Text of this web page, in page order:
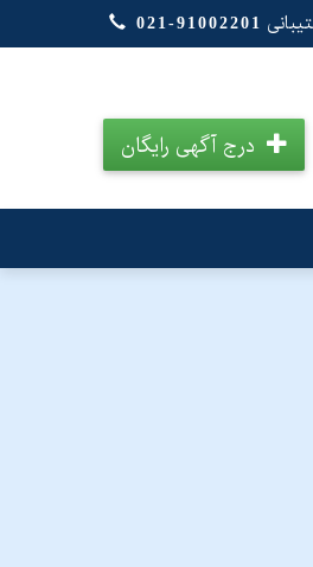
021-91002201
درج آگهی رایگان